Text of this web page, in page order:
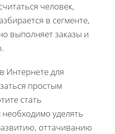
человек,
в сегменте,
выполняет заказы и
Интернете для
простым
стать
уделять
оттачиванию